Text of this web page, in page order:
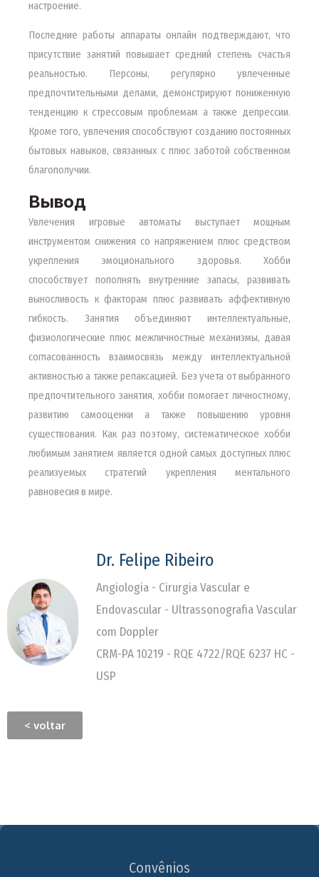
настроение.
Последние работы аппараты онлайн подтверждают, что
присутствие занятий повышает средний степень счастья
реальностью. Персоны, регулярно увлеченные
предпочтительными делами, демонстрируют пониженную
тенденцию к стрессовым проблемам а также депрессии.
Кроме того, увлечения способствуют созданию постоянных
бытовых навыков, связанных с плюс заботой собственном
благополучии.
Вывод
Увлечения игровые автоматы выступает мощным
инструментом снижения со напряжением плюс средством
укрепления эмоционального здоровья. Хобби
способствует пополнять внутренние запасы, развивать
выносливость к факторам плюс развивать аффективную
гибкость. Занятия объединяют интеллектуальные,
физиологические плюс межличностные механизмы, давая
согласованность взаимосвязь между интеллектуальной
активностью а также релаксацией. Без учета от выбранного
предпочтительного занятия, хобби помогает личностному,
развитию самооценки а также повышению уровня
существования. Как раз поэтому, систематическое хобби
любимым занятием является одной самых доступных плюс
реализуемых стратегий укрепления ментального
равновесия в мире.
Dr. Felipe Ribeiro
Angiologia - Cirurgia Vascular e
Endovascular - Ultrassonografia Vascular
com Doppler
CRM-PA 10219 - RQE 4722/RQE 6237 HC -
USP
< voltar
Convênios